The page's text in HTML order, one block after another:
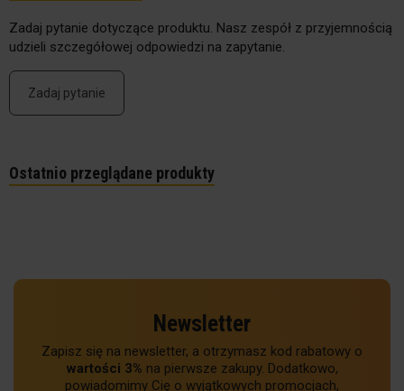
Zadaj pytanie dotyczące produktu. Nasz zespół z przyjemnością
udzieli szczegółowej odpowiedzi na zapytanie.
Zadaj pytanie
Ostatnio przeglądane produkty
Newsletter
Zapisz się na newsletter, a otrzymasz kod rabatowy o
wartości 3% na pierwsze zakupy. Dodatkowo,
powiadomimy Cię o wyjątkowych promocjach,